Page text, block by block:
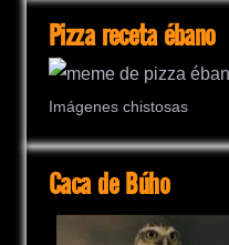
Pizza receta ébano
Imágenes chistosas
Caca de Búho